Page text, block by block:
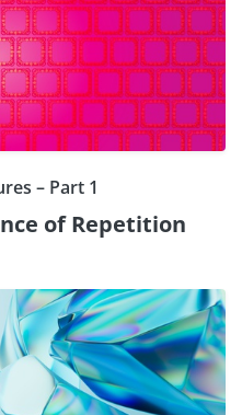
– Part 1
of Repetition